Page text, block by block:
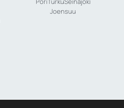
Joensuu